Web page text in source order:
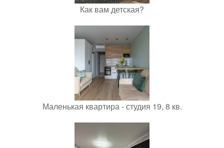
Как вам детская?
Маленькая квартира - студия 19, 8 кв.